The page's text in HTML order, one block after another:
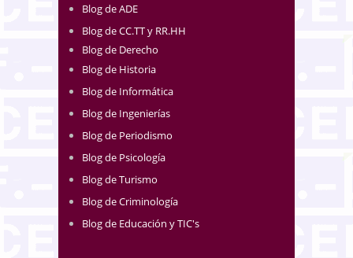
Blog de ADE
Blog de CC.TT y RR.HH
Blog de Derecho
Blog de Historia
Blog de Informática
Blog de Ingenierías
Blog de Periodismo
Blog de Psicología
Blog de Turismo
Blog de Criminología
Blog de Educación y TIC's